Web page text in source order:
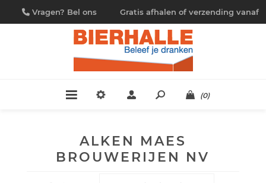
Vragen? Bel ons
09/230.88.44
Gratis afhalen of verzending vanaf
€ 4,95
(0)
ALKEN MAES
BROUWERIJEN NV